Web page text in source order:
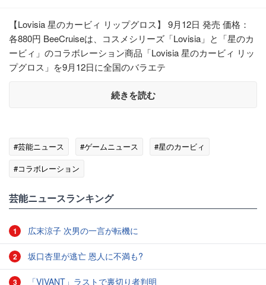
【Lovisia 星のカービィ リップグロス】 9月12日 発売 価格：
各880円 BeeCruiseは、コスメシリーズ「Lovisia」と「星のカ
ービィ」のコラボレーション商品「Lovisia 星のカービィ リッ
プグロス」を9月12日に全国のバラエテ
続きを読む
#芸能ニュース #ゲームニュース
#星のカービィ
#コラボレーション
芸能ニュースランキング
1 広末涼子 次男の一言が転機に
2 坂口杏里が逃亡 恩人に不満も?
3 「VIVANT」ラストで裏切り者判明